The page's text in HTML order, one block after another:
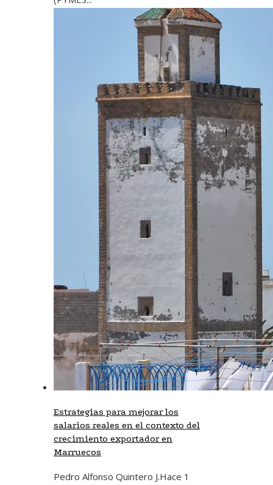
Estrategias para mejorar los
salarios reales en el contexto del
crecimiento exportador en
Marruecos
Pedro Alfonso Quintero J.Hace 1